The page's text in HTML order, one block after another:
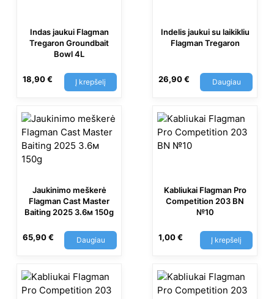
Indas jaukui Flagman
Tregaron Groundbait
Bowl 4L
18,90€ Į krepšelį
Indelis jaukui su laikikliu
Flagman Tregaron
26,90€ Daugiau
Jaukinimo meškerė
Flagman Cast Master
Baiting 2025 3.6м 150g
65,90€ Daugiau
Kabliukai Flagman Pro
Competition 203 BN
№10
1,00€ Į krepšelį